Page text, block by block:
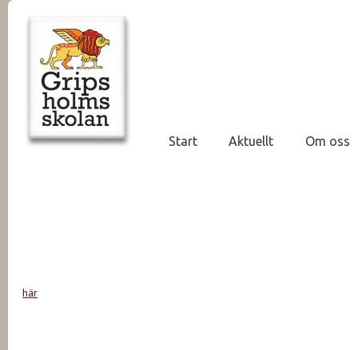
Start Aktuellt Om oss
här